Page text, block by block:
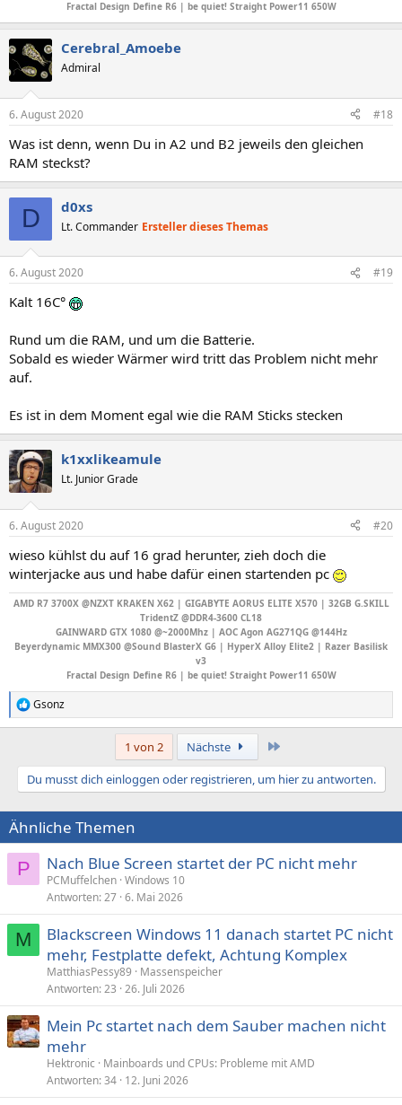
Fractal Design Define R6 | be quiet! Straight Power11 650W
Cerebral_Amoebe
Admiral
6. August 2020 #18
Was ist denn, wenn Du in A2 und B2 jeweils den gleichen
RAM steckst?
D d0xs
Lt. Commander Ersteller dieses Themas
6. August 2020 #19
Kalt 16C°
Rund um die RAM, und um die Batterie.
Sobald es wieder Wärmer wird tritt das Problem nicht mehr
auf.
Es ist in dem Moment egal wie die RAM Sticks stecken
k1xxlikeamule
Lt. Junior Grade
6. August 2020 #20
wieso kühlst du auf 16 grad herunter, zieh doch die
winterjacke aus und habe dafür einen startenden pc
AMD R7 3700X @NZXT KRAKEN X62 | GIGABYTE AORUS ELITE X570| 32GB G.SKILL
TridentZ @DDR4-3600 CL18
GAINWARD GTX 1080 @~2000Mhz | AOC Agon AG271QG @144Hz
Beyerdynamic MMX300 @Sound BlasterX G6 | HyperX Alloy Elite2 | Razer Basilisk
v3
Fractal Design Define R6 | be quiet! Straight Power11 650W
R
e
t
o
n
e
:
Gsonz
1 von 2 Nächste
Du musst dich einloggen oder registrieren, um hier zu antworten.
Ähnliche Themen
P Nach Blue Screen startet der PC nicht mehr
PCMuffelchen Windows 10
Antworten 27 6. Mai 2026
M
Blackscreen Windows 11 danach startet PC nicht
mehr, Festplatte defekt, Achtung Komplex
MatthiasPessy89
Massenspeicher
Antworten 23 26. Juli 2026
Mein Pc startet nach dem Sauber machen nicht
mehr
Hektronic
Mainboards und CPUs: Probleme mit AMD
Antworten 34 12. Juni 2026